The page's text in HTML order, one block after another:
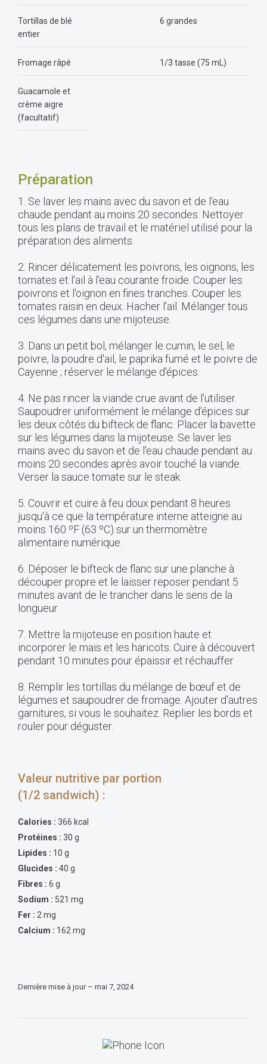
Tortillas de blé
entier
6 grandes
Fromage râpé 1/3 tasse (75 mL)
Guacamole et
crème aigre
(facultatif)
Préparation
1. Se laver les mains avec du savon et de l'eau
chaude pendant au moins 20 secondes. Nettoyer
tous les plans de travail et le matériel utilisé pour la
préparation des aliments.
2. Rincer délicatement les poivrons, les oignons, les
tomates et l'ail à l'eau courante froide. Couper les
poivrons et l'oignon en fines tranches. Couper les
tomates raisin en deux. Hacher l'ail. Mélanger tous
ces légumes dans une mijoteuse.
3. Dans un petit bol, mélanger le cumin, le sel, le
poivre, la poudre d'ail, le paprika fumé et le poivre de
Cayenne ; réserver le mélange d'épices.
4. Ne pas rincer la viande crue avant de l'utiliser.
Saupoudrer uniformément le mélange d'épices sur
les deux côtés du bifteck de flanc. Placer la bavette
sur les légumes dans la mijoteuse. Se laver les
mains avec du savon et de l'eau chaude pendant au
moins 20 secondes après avoir touché la viande.
Verser la sauce tomate sur le steak.
5. Couvrir et cuire à feu doux pendant 8 heures
jusqu'à ce que la température interne atteigne au
moins 160 ºF (63 ºC) sur un thermomètre
alimentaire numérique.
6. Déposer le bifteck de flanc sur une planche à
découper propre et le laisser reposer pendant 5
minutes avant de le trancher dans le sens de la
longueur.
7. Mettre la mijoteuse en position haute et
incorporer le maïs et les haricots. Cuire à découvert
pendant 10 minutes pour épaissir et réchauffer.
8. Remplir les tortillas du mélange de bœuf et de
légumes et saupoudrer de fromage. Ajouter d'autres
garnitures, si vous le souhaitez. Replier les bords et
rouler pour déguster.
Valeur nutritive par portion
(1/2 sandwich) :
Calories : 366 kcal
Protéines : 30 g
Lipides : 10 g
Glucides : 40 g
Fibres : 6 g
Sodium : 521 mg
Fer : 2 mg
Calcium : 162 mg
Dernière mise à jour – mai 7, 2024